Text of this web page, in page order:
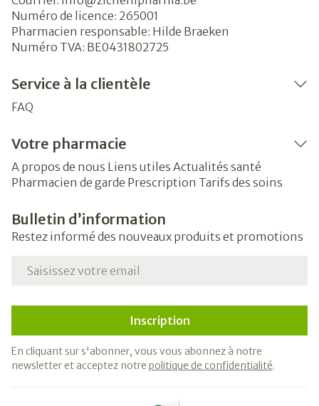
Numéro de licence: 265001
Pharmacien responsable: Hilde Braeken
Numéro TVA: BE0431802725
Service à la clientèle
FAQ
Votre pharmacie
A propos de nous Liens utiles Actualités santé
Pharmacien de garde Prescription Tarifs des soins
Bulletin d’information
Restez informé des nouveaux produits et promotions
Adresse mail
Inscription
En cliquant sur s'abonner, vous vous abonnez à notre
newsletter et acceptez notre politique de confidentialité.